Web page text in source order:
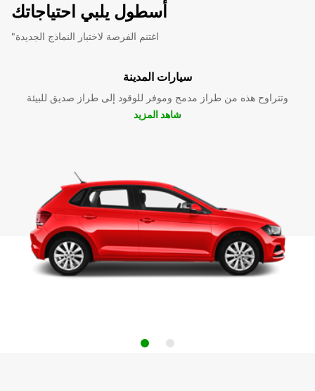
أسطول يلبي احتياجاتك
"اغتنم الفرصة لاختبار النماذج الجديدة
سيارات المدينة
وتتراوح هذه من طراز مدمج وموفر للوقود إلى طراز صديق للبيئة
شاهد المزيد